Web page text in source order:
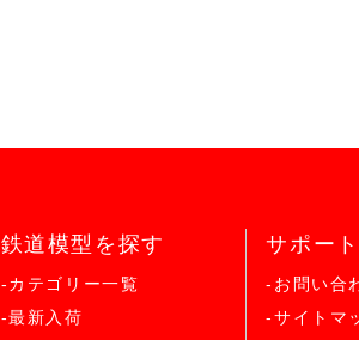
鉄道模型を探す
-カテゴリー一覧
-最新入荷
サポート
-お問い合
-サイトマ